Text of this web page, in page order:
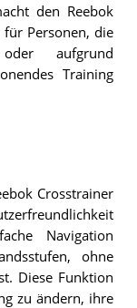
den Reebok
für Personen, die
aufgrund
Training
Crosstrainer
Navigation
ohne
Diese Funktion
zu ändern, ihre